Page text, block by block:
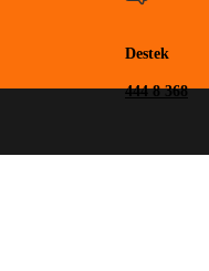
Destek
444 8 368